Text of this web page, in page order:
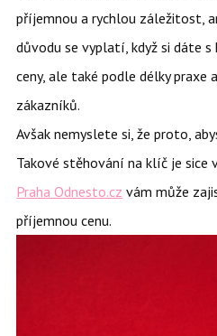
příjemnou a rychlou záležitost,
důvodu se vyplatí, když si dáte
ceny, ale také podle délky
zákazníků.
Avšak nemyslete si, že proto,
Takové stěhování na klíč je sice
Praha Odnesto.cz vám může
příjemnou cenu.